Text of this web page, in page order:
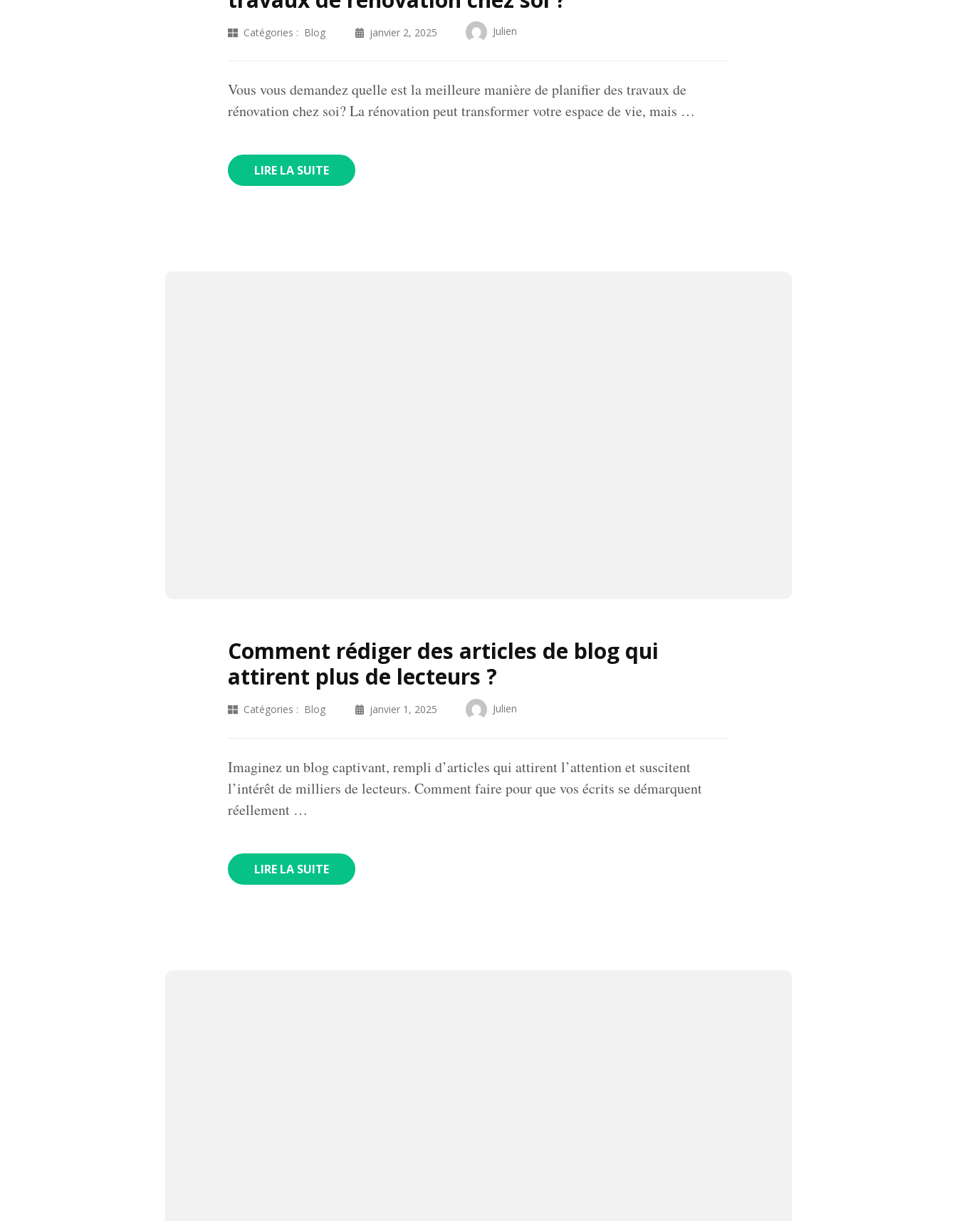
Catégories : Blog janvier 2, 2025 Julien
Vous vous demandez quelle est la meilleure manière de planifier des travaux de
rénovation chez soi? La rénovation peut transformer votre espace de vie, mais …
LIRE LA SUITE
Comment rédiger des articles de blog qui
attirent plus de lecteurs ?
Catégories : Blog janvier 1, 2025 Julien
Imaginez un blog captivant, rempli d’articles qui attirent l’attention et suscitent
l’intérêt de milliers de lecteurs. Comment faire pour que vos écrits se démarquent
réellement …
LIRE LA SUITE